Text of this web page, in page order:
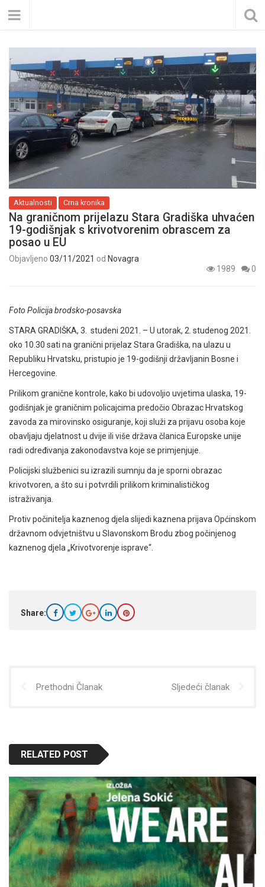
Aktualnosti Crna kronika
Na graničnom prijelazu Stara Gradiška uhvaćen
19-godišnjak s krivotvorenim obrascem za
posao u EU
Objavljeno 03/11/2021 od Novagra
1989
0
Foto Policija brodsko-posavska
STARA GRADIŠKA, 3. studeni 2021. – U utorak, 2. studenog 2021.
oko 10.30 sati na granični prijelaz Stara Gradiška, na ulazu u
Republiku Hrvatsku, pristupio je 19-godišnji državljanin Bosne i
Hercegovine.
Prilikom granične kontrole, kako bi udovoljio uvjetima ulaska, 19-
godišnjak je graničnim policajcima predočio Obrazac Hrvatskog
zavoda za mirovinsko osiguranje, koji služi za prijavu osoba koje
obavljaju djelatnost u dvije ili više država članica Europske unije
radi određivanja zakonodavstva koje se primjenjuje.
Policijski službenici su izrazili sumnju da je sporni obrazac
krivotvoren, a što su i potvrdili prilikom kriminalističkog
istraživanja.
Protiv počinitelja kaznenog djela slijedi kaznena prijava Općinskom
državnom odvjetništvu u Slavonskom Brodu zbog počinjenog
kaznenog djela „Krivotvorenje isprave“.
Share:
Prethodni Članak Sljedeći članak
RELATED POST